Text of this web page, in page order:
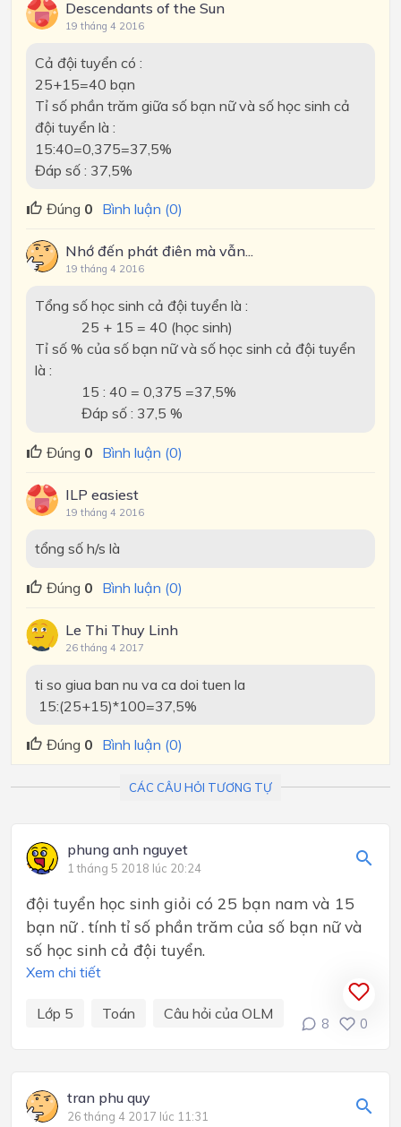
Descendants of the Sun
19 tháng 4 2016
Cả đội tuyển có :
25+15=40 bạn
Tỉ số phần trăm giữa số bạn nữ và số học sinh cả
đội tuyển là :
15:40=0,375=37,5%
Đáp số : 37,5%
Đúng 0 Bình luận (0)
Nhớ đến phát điên mà vẫn...
19 tháng 4 2016
Tổng số học sinh cả đội tuyển là :
25 + 15 = 40 (học sinh)
Tỉ số % của số bạn nữ và số học sinh cả đội tuyển
là :
15 : 40 = 0,375 =37,5%
Đáp số : 37,5 %
Đúng 0 Bình luận (0)
ILP easiest
19 tháng 4 2016
tổng số h/s là
Đúng 0 Bình luận (0)
Le Thi Thuy Linh
26 tháng 4 2017
ti so giua ban nu va ca doi tuen la
15:(25+15)*100=37,5%
Đúng 0 Bình luận (0)
CÁC CÂU HỎI TƯƠNG TỰ
phung anh nguyet
1 tháng 5 2018 lúc 20:24
đội tuyển học sinh giỏi có 25 bạn nam và 15
bạn nữ . tính tỉ số phần trăm của số bạn nữ và
số học sinh cả đội tuyển.
Xem chi tiết
Lớp 5 Toán Câu hỏi của OLM
8 0
tran phu quy
26 tháng 4 2017 lúc 11:31